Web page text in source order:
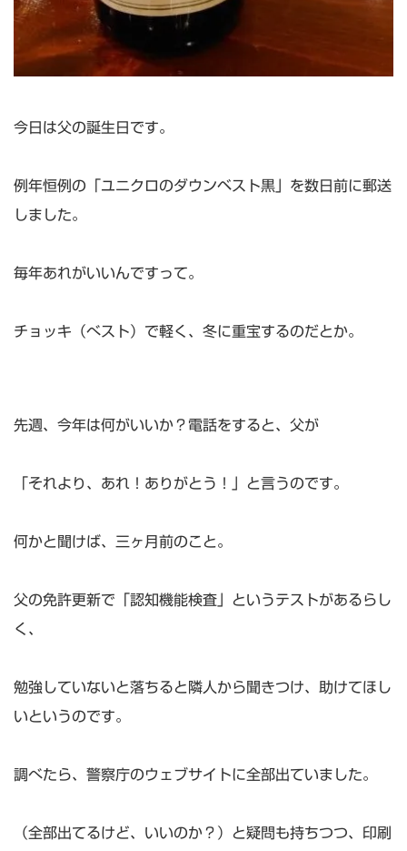
今日は父の誕生日です。
例年恒例の「ユニクロのダウンベスト黒」を数日前に郵送
しました。
毎年あれがいいんですって。
チョッキ（べスト）で軽く、冬に重宝するのだとか。
先週、今年は何がいいか？電話をすると、父が
「それより、あれ！ありがとう！」と言うのです。
何かと聞けば、三ヶ月前のこと。
父の免許更新で「認知機能検査」というテストがあるらし
く、
勉強していないと落ちると隣人から聞きつけ、助けてほし
いというのです。
調べたら、警察庁のウェブサイトに全部出ていました。
（全部出てるけど、いいのか？）と疑問も持ちつつ、印刷